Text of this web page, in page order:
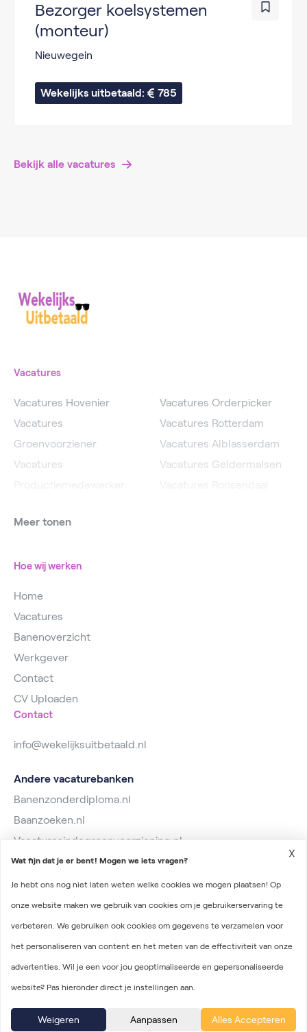
Bezorger koelsystemen
(monteur)
Nieuwegein
Wekelijks uitbetaald: 785
Bekijk alle vacatures
Vacatures
Vacatures Hovenier
Vacatures
Groenvoorziener
Vacatures
Vacatures
Vacatures Orderpicker
Vacatures Rotterdam
Vacatures Alblasserdam
Vacatures Geldermalsen
Meer tonen
Hoe wij werken
Home
Vacatures
Banenoverzicht
Werkgever
Contact
CV Uploaden
Contact
info@wekelijksuitbetaald.nl
Andere vacaturebanken
Banenzonderdiploma.nl
Baanzoeken.nl
Vacaturesindegroenvoorziening.nl
Privacyverklaring
Onderdeel van Irys Vacaturelab
Wat fijn dat je er bent! Mogen we iets vragen?
Je hebt ons nog niet laten weten welke cookies we mogen plaatsen! Op
onze website maken we gebruik van cookies om je gebruikerservaring te
verbeteren. We gebruiken ook cookies om gegevens te verzamelen voor
het personaliseren van content en het meten van de effectiviteit van onze
advertenties. Wil je een voor jou geoptimaliseerde en gepersonaliseerde
website? Pas hieronder direct je instellingen aan.
Weigeren Aanpassen Alles Accepteren
X